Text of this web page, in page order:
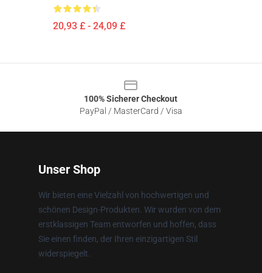
20,93 £ - 24,09 £
100% Sicherer Checkout
PayPal / MasterCard / Visa
Unser Shop
Wir bieten eine Vielzahl von hochwertigen und
schönen Design-Produkten. Wir wurden von dem
erstklassigen Team entworfen und hoffen, dass
Sie einen finden, der Ihren einzigartigen Stil
widerspiegelt.